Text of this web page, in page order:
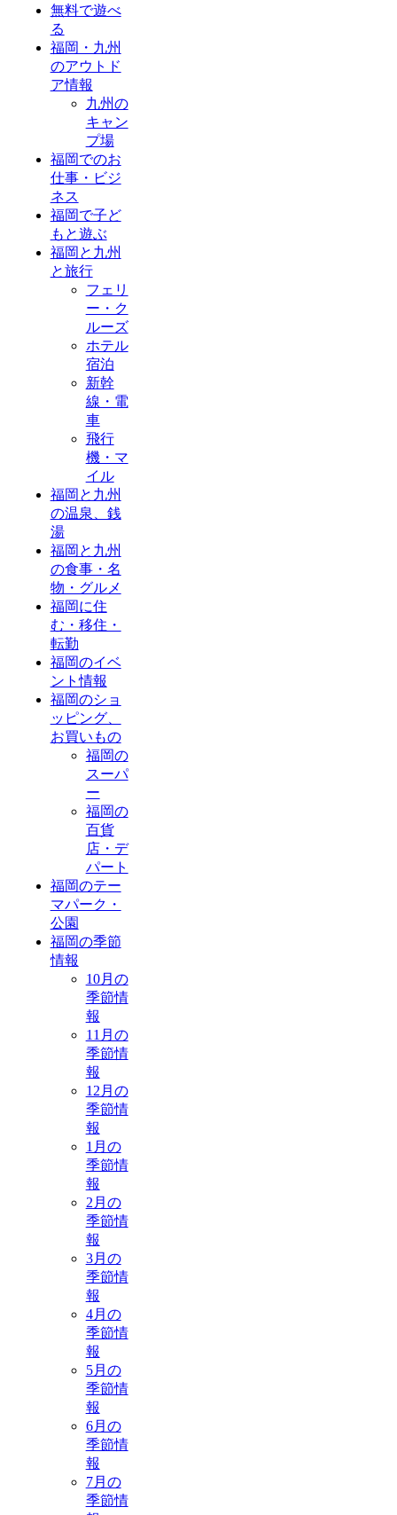
無料で遊べ
る
福岡・九州
のアウトド
ア情報
九州の
キャン
プ場
福岡でのお
仕事・ビジ
ネス
福岡で子ど
もと遊ぶ
福岡と九州
と旅行
フェリ
ー・ク
ルーズ
ホテル
宿泊
新幹
線・電
車
飛行
機・マ
イル
福岡と九州
の温泉、銭
湯
福岡と九州
の食事・名
物・グルメ
福岡に住
む・移住・
転勤
福岡のイベ
ント情報
福岡のショ
ッピング、
お買いもの
福岡の
スーパ
ー
福岡の
百貨
店・デ
パート
福岡のテー
マパーク・
公園
福岡の季節
情報
10月の
季節情
報
11月の
季節情
報
12月の
季節情
報
1月の
季節情
報
2月の
季節情
報
3月の
季節情
報
4月の
季節情
報
5月の
季節情
報
6月の
季節情
報
7月の
季節情